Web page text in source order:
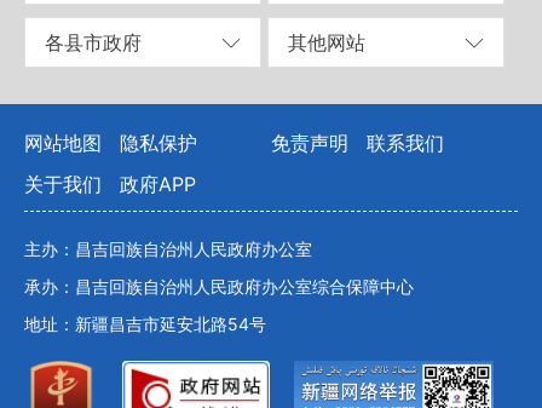
各县市政府 其他网站
网站地图 隐私保护 免责声明
联系我们
关于我们
政府APP
主办：昌吉回族自治州人民政府办公室
承办：昌吉回族自治州人民政府办公室综合保障中心
地址：新疆昌吉市延安北路54号